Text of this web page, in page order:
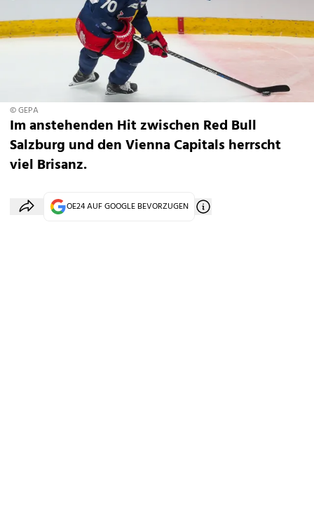
© GEPA
Im anstehenden Hit zwischen Red Bull
Salzburg und den Vienna Capitals herrscht
viel Brisanz.
OE24 AUF GOOGLE BEVORZUGEN